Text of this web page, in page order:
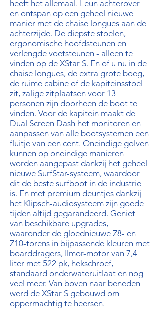
heeft het allemaal. Leun achterover
en ontspan op een geheel nieuwe
manier met de chaise longues aan de
achterzijde. De diepste stoelen,
ergonomische hoofdsteunen en
verlengde voetsteunen - alleen te
vinden op de XStar S. En of u nu in de
chaise longues, de extra grote boeg,
de ruime cabine of de kapiteinsstoel
zit, zalige zitplaatsen voor 13
personen zijn doorheen de boot te
vinden. Voor de kapitein maakt de
Dual Screen Dash het monitoren en
aanpassen van alle bootsystemen een
fluitje van een cent. Oneindige golven
kunnen op oneindige manieren
worden aangepast dankzij het geheel
nieuwe SurfStar-systeem, waardoor
dit de beste surfboot in de industrie
is. En met premium deuntjes dankzij
het Klipsch-audiosysteem zijn goede
tijden altijd gegarandeerd. Geniet
van beschikbare upgrades,
waaronder de gloednieuwe Z8- en
Z10-torens in bijpassende kleuren met
boarddragers, Ilmor-motor van 7,4
liter met 522 pk, hekschroef,
standaard onderwateruitlaat en nog
veel meer. Van boven naar beneden
werd de XStar S gebouwd om
oppermachtig te heersen.